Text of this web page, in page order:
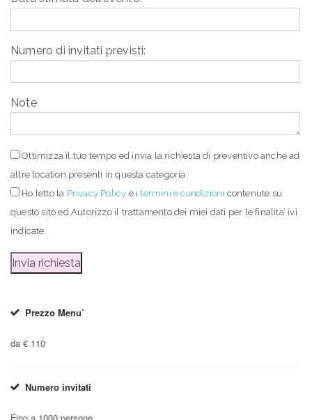
Numero di invitati previsti:
Note
Ottimizza il tuo tempo ed invia la richiesta di preventivo anche ad
altre location presenti in questa categoria.
Ho letto la Privacy Policy e itermini e condizioni contenute su
questo sito ed Autorizzo il trattamento dei miei dati per le finalita’ ivi
indicate.
Prezzo Menu’
da € 110
Numero invitati